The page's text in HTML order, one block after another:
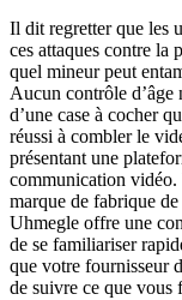
Il dit regretter que les
ces attaques contre la
quel mineur peut
Aucun contrôle d’âge
d’une case à cocher
réussi à combler le
présentant une
communication vidéo.
marque de fabrique
Uhmegle offre une
de se familiariser
que votre fournisseur
de suivre ce que vous